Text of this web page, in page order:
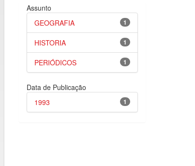
Assunto
1
GEOGRAFIA
1
HISTORIA
1
PERIÓDICOS
Data de Publicação
1
1993